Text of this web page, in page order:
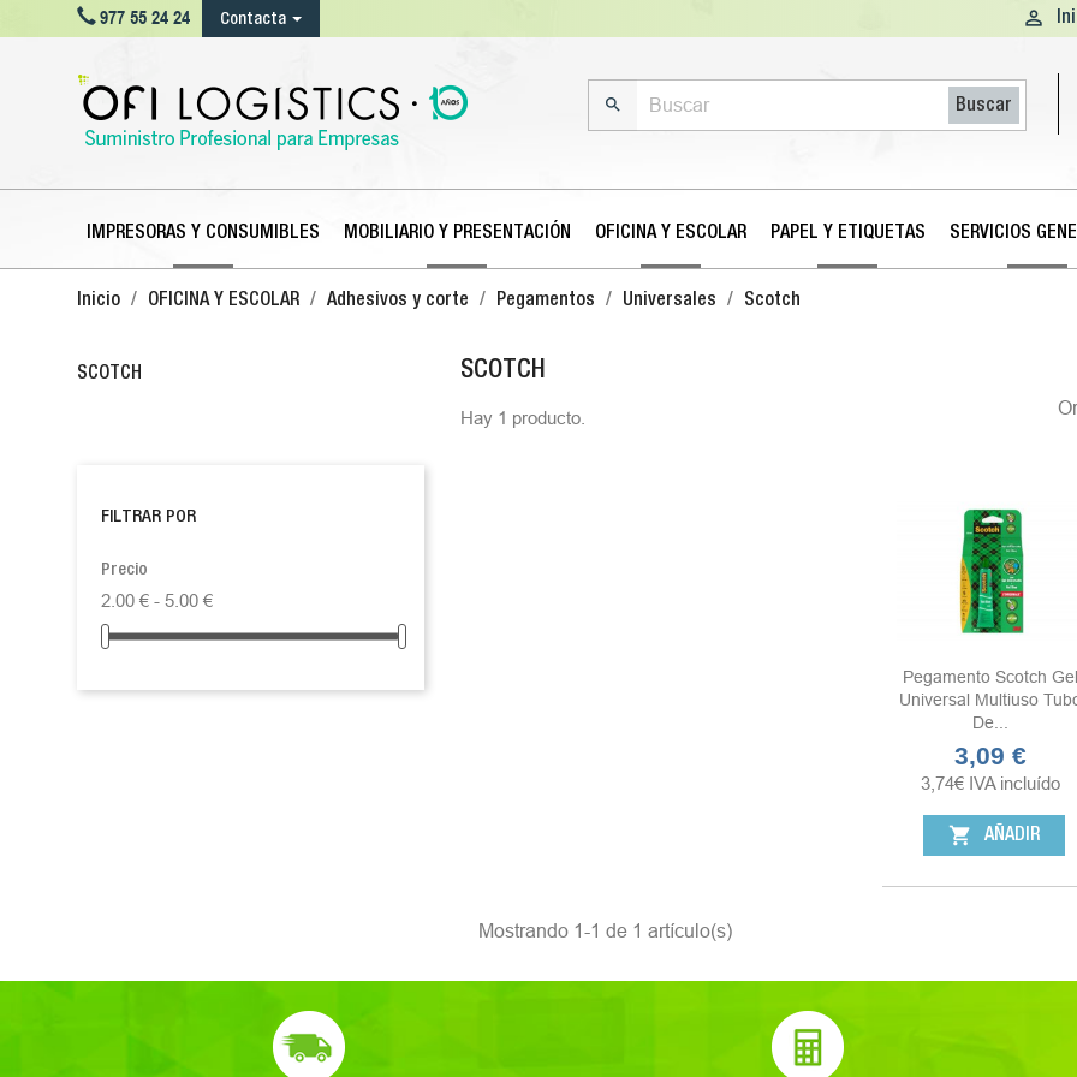
977 55 24 24 Contacta 
 Buscar
IMPRESORAS Y CONSUMIBLES MOBILIARIO Y PRESENTACIÓN OFICINA Y ESCOLAR PAPEL Y ETIQUETAS SERVICIOS
Inicio OFICINA Y ESCOLAR Adhesivos y corte Pegamentos Universales Scotch
SCOTCH
FILTRAR POR
Precio
2.00 € - 5.00 €
SCOTCH
Hay 1 producto.
Pegamento Scotch Gel
Universal Multiuso
De...
Precio
3,09 €
3,74€ IVA incluído
shopping_cart AÑADIR
Mostrando 1-1 de 1 artículo(s)